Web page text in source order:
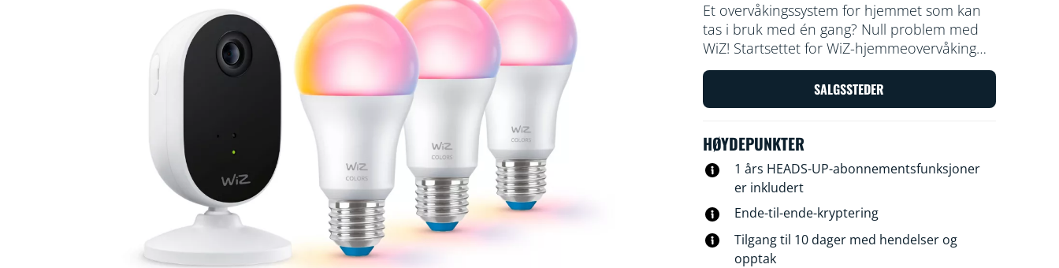
Et overvåkingssystem for hjemmet som kan
tas i bruk med én gang? Null problem med
WiZ! Startsettet for WiZ-hjemmeovervåking
består av WiZ-innendørskameraet og tre
SpaceSense-aktiverte WiZ-lys som gir økt
trygghetsfølelse ved hjelp av
ut som om du er hjemme, og automatisk
varsling via WiZ-appen. Settet gjør det enkelt
å komme i gang med alt du trenger for å
i dag.
SALGSSTEDER
HØYDEPUNKTER
1 års HEADS-UP-abonnementsfunksjoner
er inkludert
Ende-til-ende-kryptering
Tilgang til 10 dager med hendelser og
opptak